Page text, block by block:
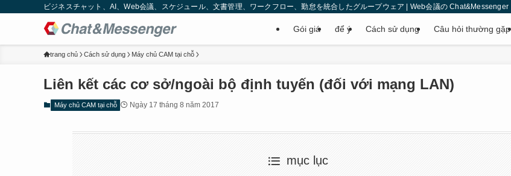
ビジネスチャット、AI、Web会議、スケジュール、文書管理、ワークフロー、勤怠を統合したグループウェア | Web会議の Chat&Messenger
Gói giá để ý Cách sử dụng Câu hỏi thường gặp
trang chủ Cách sử dụng Máy chủ CAM tại chỗ
Liên kết các cơ sở/ngoài bộ định tuyến (đối với mạng LAN)
Máy chủ CAM tại chỗ Ngày 17 tháng 8 năm 2017
mục lục